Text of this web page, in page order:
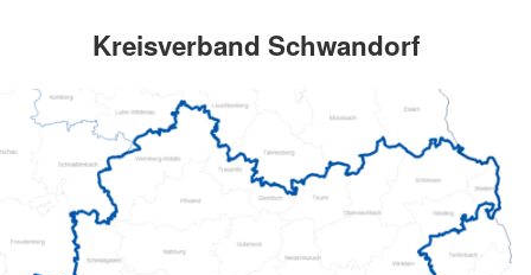
Kreisverband Schwandorf